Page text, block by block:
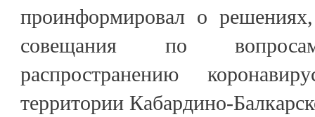
проинформировал о
совещания по вопросам
распространению
территории Кабардино-